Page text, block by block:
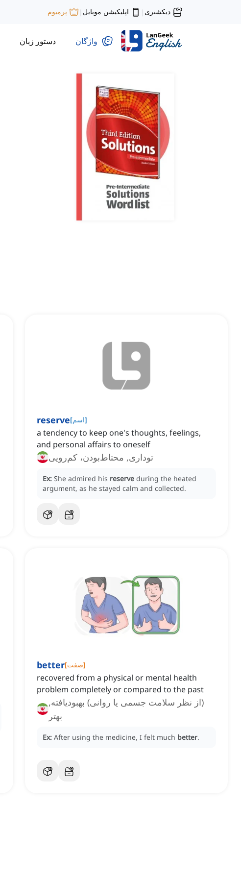
دیکشنری | اپلیکیشن موبایل | پرمیوم
واژگان دستور زبان
reserve[اسم]
a tendency to keep one's thoughts, feelings,
and personal affairs to oneself
توداری, محتاط‌بودن، کم‌رویی
Ex: She admired his reserve during the heated
argument, as he stayed calm and collected.
better[صفت]
recovered from a physical or mental health
problem completely or compared to the past
(از نظر سلامت جسمی یا روانی) بهبود‌یافته,
بهتر
Ex: After using the medicine, I felt much better.